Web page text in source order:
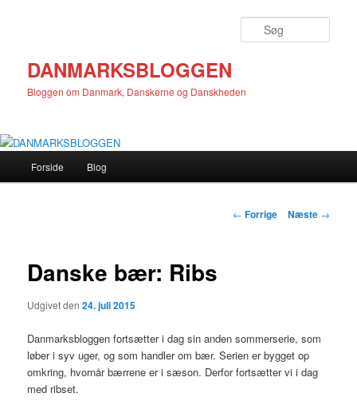
DANMARKSBLOGGEN
Bloggen om Danmark, Danskerne og Danskheden
Forside Blog
Indlægsnavigation
← Forrige Næste →
Danske bær: Ribs
Udgivet den24. juli 2015
Danmarksbloggen fortsætter i dag sin anden sommerserie, som
løber i syv uger, og som handler om bær. Serien er bygget op
omkring, hvornår bærrene er i sæson. Derfor fortsætter vi i dag
med ribset.